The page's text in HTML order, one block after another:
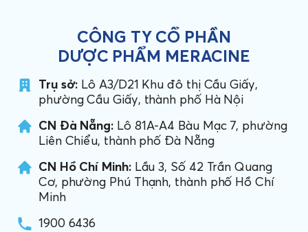
CÔNG TY CỔ PHẦN
DƯỢC PHẨM MERACINE
Trụ sở: Lô A3/D21 Khu đô thị Cầu Giấy,
phường Cầu Giấy, thành phố Hà Nội
CN Đà Nẵng: Lô 81A-A4 Bàu Mạc 7, phường
Liên Chiểu, thành phố Đà Nẵng
CN Hồ Chí Minh:Lầu 3, Số 42 Trần Quang
Cơ, phường Phú Thạnh, thành phố Hồ Chí
Minh
1900 6436